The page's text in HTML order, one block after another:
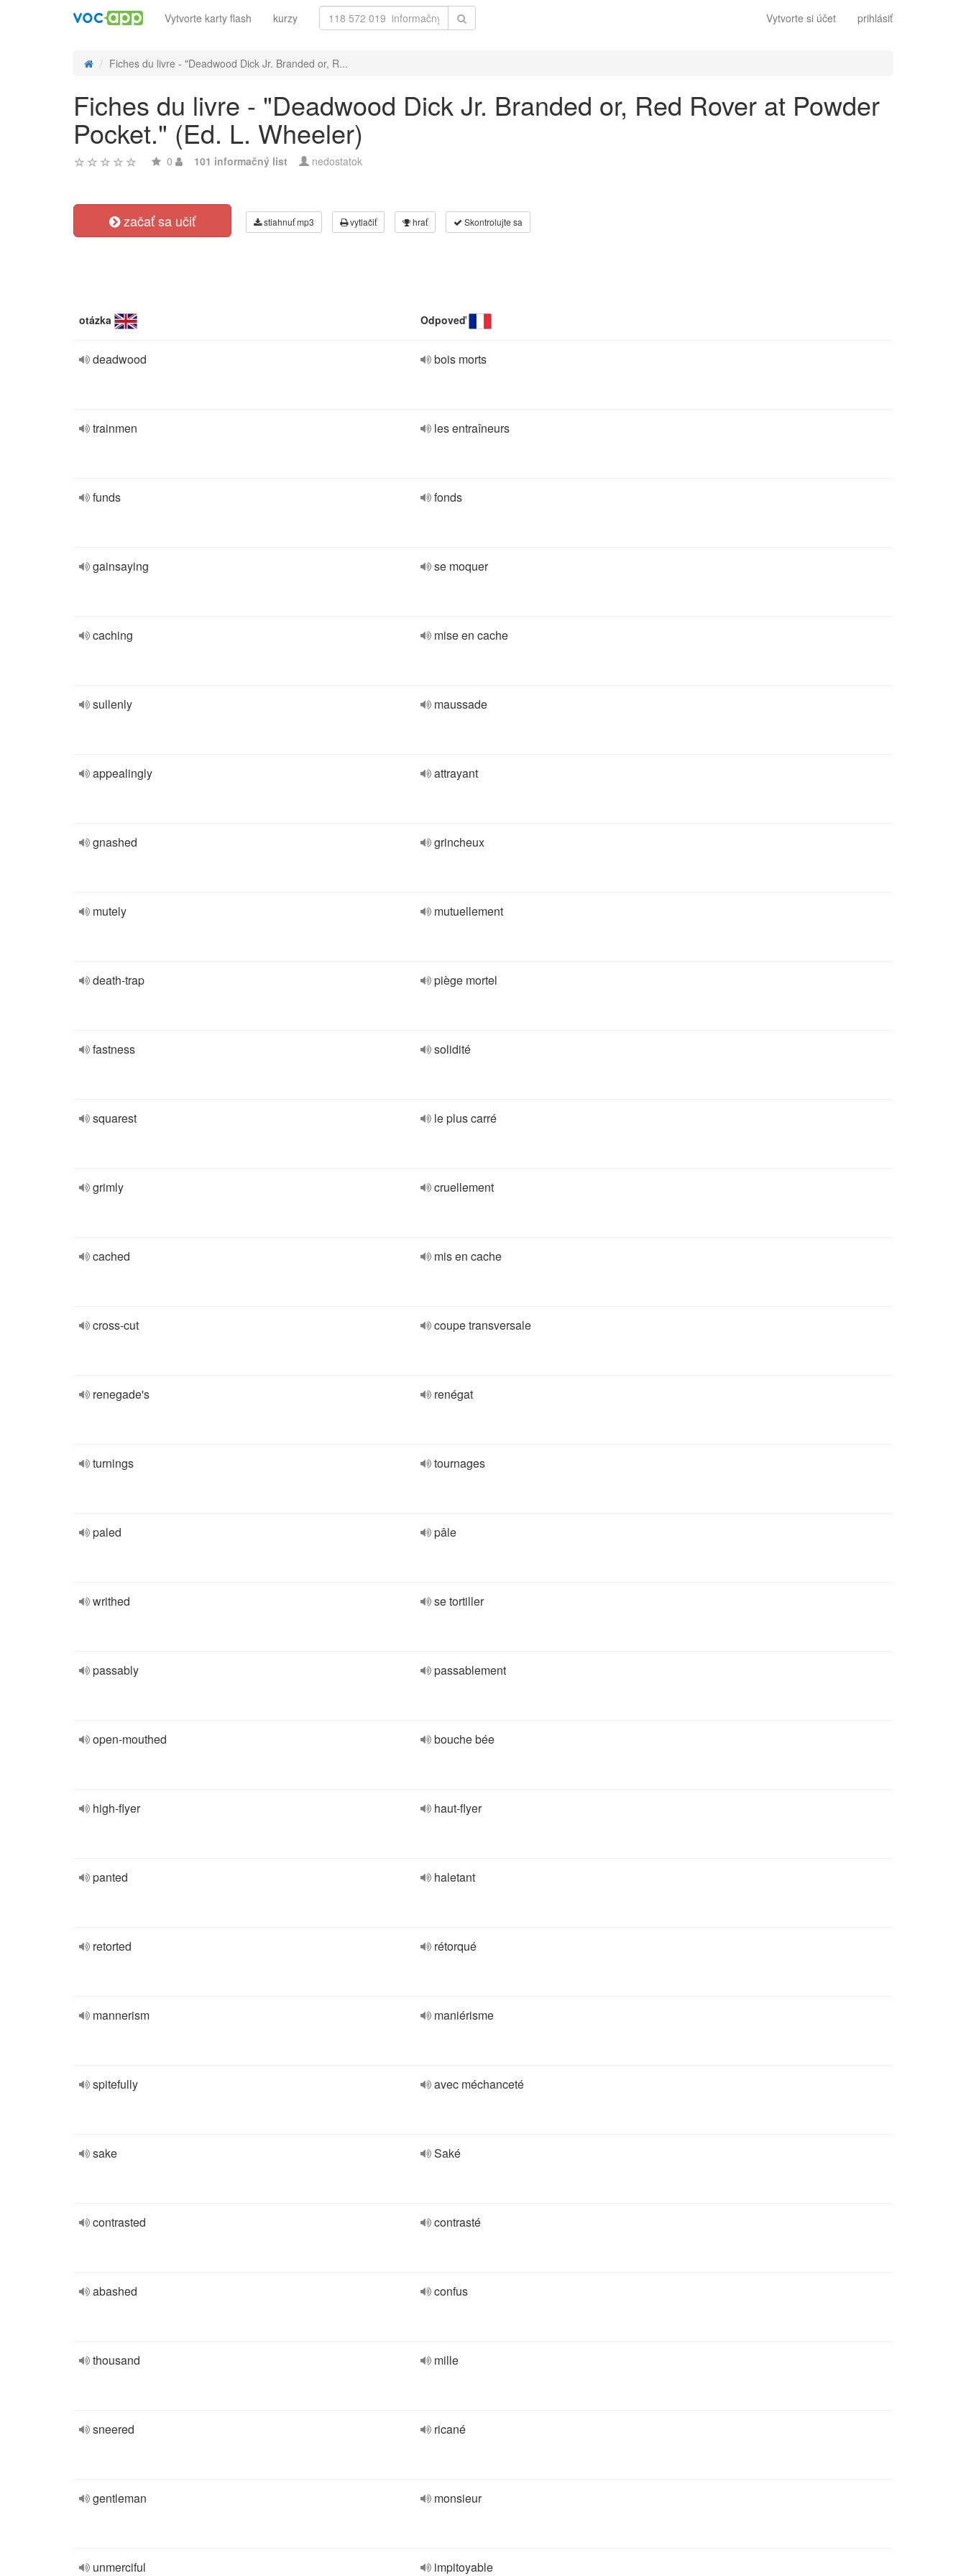
Vytvorte si účet prihlásiť
Vytvorte karty flash kurzy
Fiches du livre - "Deadwood Dick Jr. Branded or, R...
Fiches du livre - "Deadwood Dick Jr. Branded or, Red Rover at Powder
Pocket." (Ed. L. Wheeler)
0 101 informačný list nedostatok
začať sa učiť stiahnuť mp3 vytlačiť hrať Skontrolujte sa
otázka Odpoveď
deadwood bois morts
trainmen les entraîneurs
funds fonds
gainsaying se moquer
caching mise en cache
sullenly maussade
appealingly attrayant
gnashed grincheux
mutely mutuellement
death-trap piège mortel
fastness solidité
squarest le plus carré
grimly cruellement
cached mis en cache
cross-cut coupe transversale
renegade's renégat
turnings tournages
paled pâle
writhed se tortiller
passably passablement
open-mouthed bouche bée
high-flyer haut-flyer
panted haletant
retorted rétorqué
mannerism maniérisme
spitefully avec méchanceté
sake Saké
contrasted contrasté
abashed confus
thousand mille
sneered ricané
gentleman monsieur
unmerciful impitoyable